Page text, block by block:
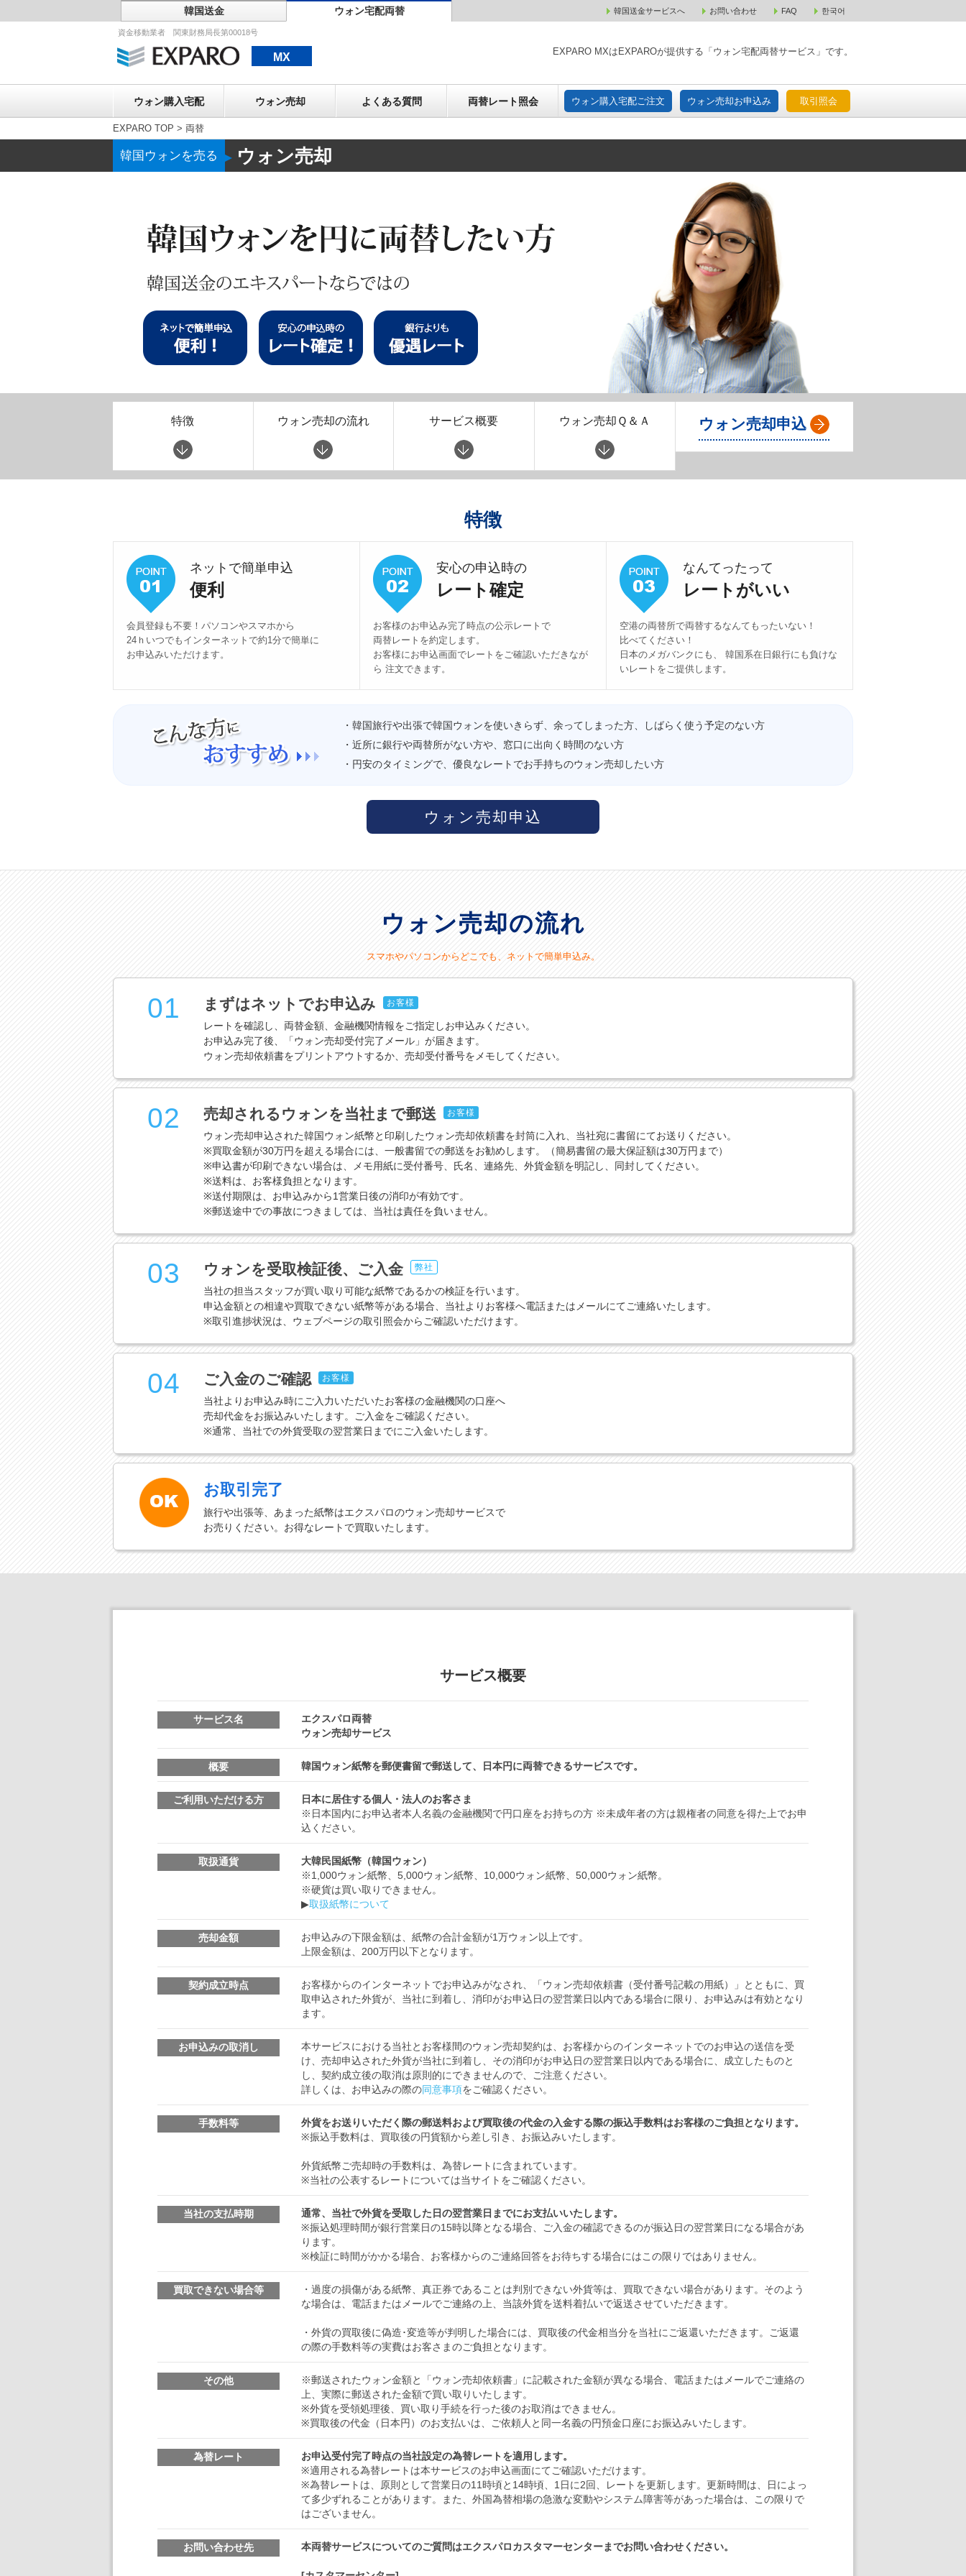
韓国送金 ウォン宅配両替 韓国送金サービスへ お問い合わせ FAQ 한국어
資金移動業者 関東財務局長第00018号
MX EXPARO MXはEXPAROが提供する「ウォン宅配両替サービス」です。
ウォン購入宅配 ウォン売却 よくある質問 両替レート照会 ウォン購入宅配ご注文 ウォン売却お申込み 取引照会
ウォン売却 ウォン購入宅配ご注文 ウォン売却お申込み 取引照会
EXPARO TOP > 両替
韓国ウォンを売る ▶ウォン売却
特徴 ウォン売却の流れ サービス概要 ウォン売却Ｑ＆Ａ ウォン売却申込
特徴
ネットで簡単申込
便利
会員登録も不要！パソコンやスマホから
24ｈいつでもインターネットで約1分で簡単に
お申込みいただけます。
安心の申込時の
レート確定
お客様のお申込み完了時点の公示レートで
両替レートを約定します。
お客様にお申込画面でレートをご確認いただきなが
ら 注文できます。
なんてったって
レートがいい
空港の両替所で両替するなんてもったいない！
比べてください！
日本のメガバンクにも、 韓国系在日銀行にも負けな
いレートをご提供します。
・韓国旅行や出張で韓国ウォンを使いきらず、余ってしまった方、しばらく使う予定のない方
・近所に銀行や両替所がない方や、窓口に出向く時間のない方
・円安のタイミングで、優良なレートでお手持ちのウォン売却したい方
ウォン売却申込
ウォン売却の流れ
スマホやパソコンからどこでも、ネットで簡単申込み。
01 まずはネットでお申込み お客様
レートを確認し、両替金額、金融機関情報をご指定しお申込みください。
お申込み完了後、「ウォン売却受付完了メール」が届きます。
ウォン売却依頼書をプリントアウトするか、売却受付番号をメモしてください。
02 売却されるウォンを当社まで郵送 お客様
ウォン売却申込された韓国ウォン紙幣と印刷したウォン売却依頼書を封筒に入れ、当社宛に書留にてお送りください。
※買取金額が30万円を超える場合には、一般書留での郵送をお勧めします。（簡易書留の最大保証額は30万円まで）
※申込書が印刷できない場合は、メモ用紙に受付番号、氏名、連絡先、外貨金額を明記し、同封してください。
※送料は、お客様負担となります。
※送付期限は、お申込みから1営業日後の消印が有効です。
※郵送途中での事故につきましては、当社は責任を負いません。
03 ウォンを受取検証後、ご入金 弊社
当社の担当スタッフが買い取り可能な紙幣であるかの検証を行います。
申込金額との相違や買取できない紙幣等がある場合、当社よりお客様へ電話またはメールにてご連絡いたします。
※取引進捗状況は、ウェブページの取引照会からご確認いただけます。
04 ご入金のご確認 お客様
当社よりお申込み時にご入力いただいたお客様の金融機関の口座へ
売却代金をお振込みいたします。ご入金をご確認ください。
※通常、当社での外貨受取の翌営業日までにご入金いたします。
お取引完了
旅行や出張等、あまった紙幣はエクスパロのウォン売却サービスで
お売りください。お得なレートで買取いたします。
サービス概要
サービス名
エクスパロ両替
ウォン売却サービス
概要 韓国ウォン紙幣を郵便書留で郵送して、日本円に両替できるサービスです。
ご利用いただける方
日本に居住する個人・法人のお客さま
※日本国内にお申込者本人名義の金融機関で円口座をお持ちの方 ※未成年者の方は親権者の同意を得た上でお申
込ください。
取扱通貨
大韓民国紙幣（韓国ウォン）
※1,000ウォン紙幣、5,000ウォン紙幣、10,000ウォン紙幣、50,000ウォン紙幣。
※硬貨は買い取りできません。
▶取扱紙幣について
売却金額
お申込みの下限金額は、紙幣の合計金額が1万ウォン以上です。
上限金額は、200万円以下となります。
契約成立時点
お客様からのインターネットでお申込みがなされ、「ウォン売却依頼書（受付番号記載の用紙）」とともに、買
取申込された外貨が、当社に到着し、消印がお申込日の翌営業日以内である場合に限り、お申込みは有効となり
ます。
お申込みの取消し
本サービスにおける当社とお客様間のウォン売却契約は、お客様からのインターネットでのお申込の送信を受
け、売却申込された外貨が当社に到着し、その消印がお申込日の翌営業日以内である場合に、成立したものと
し、契約成立後の取消は原則的にできませんので、ご注意ください。
詳しくは、お申込みの際の同意事項をご確認ください。
手数料等
外貨をお送りいただく際の郵送料および買取後の代金の入金する際の振込手数料はお客様のご負担となります。
※振込手数料は、買取後の円貨額から差し引き、お振込みいたします。
外貨紙幣ご売却時の手数料は、為替レートに含まれています。
※当社の公表するレートについては当サイトをご確認ください。
当社の支払時期
通常、当社で外貨を受取した日の翌営業日までにお支払いいたします。
※振込処理時間が銀行営業日の15時以降となる場合、ご入金の確認できるのが振込日の翌営業日になる場合があ
ります。
※検証に時間がかかる場合、お客様からのご連絡回答をお待ちする場合にはこの限りではありません。
買取できない場合等
・過度の損傷がある紙幣、真正券であることは判別できない外貨等は、買取できない場合があります。そのよう
な場合は、電話またはメールでご連絡の上、当該外貨を送料着払いで返送させていただきます。
・外貨の買取後に偽造･変造等が判明した場合には、買取後の代金相当分を当社にご返還いただきます。ご返還
の際の手数料等の実費はお客さまのご負担となります。
その他
※郵送されたウォン金額と「ウォン売却依頼書」に記載された金額が異なる場合、電話またはメールでご連絡の
上、実際に郵送された金額で買い取りいたします。
※外貨を受領処理後、買い取り手続を行った後のお取消はできません。
※買取後の代金（日本円）のお支払いは、ご依頼人と同一名義の円預金口座にお振込みいたします。
為替レート
お申込受付完了時点の当社設定の為替レートを適用します。
※適用される為替レートは本サービスのお申込画面にてご確認いただけます。
※為替レートは、原則として営業日の11時頃と14時頃、1日に2回、レートを更新します。更新時間は、日によっ
て多少ずれることがあります。また、外国為替相場の急激な変動やシステム障害等があった場合は、この限りで
はございません。
お問い合わせ先 本両替サービスについてのご質問はエクスパロカスタマーセンターまでお問い合わせください。